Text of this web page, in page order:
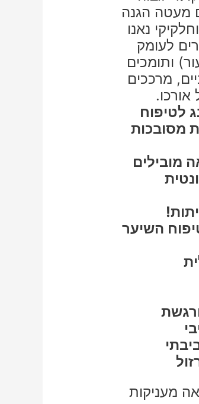
מעטה הגנה
נאנו
לעומק
ותומכים
מרככים
לטיפוח
מסובכות
מובילים
השיער
מעניקות